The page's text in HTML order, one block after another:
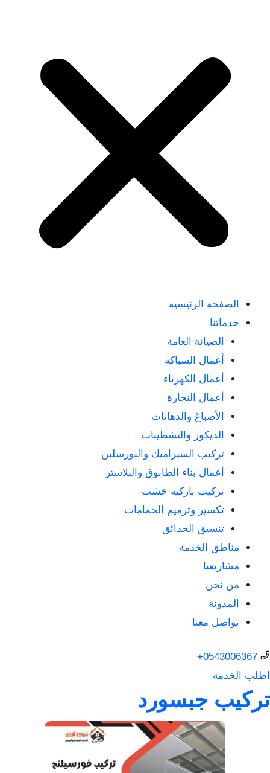
الصفحة الرئيسية
خدماتنا
الصيانة العامة
أعمال السباكة
أعمال الكهرباء
أعمال النجارة
الأصباغ والدهانات
الديكور والتشطيبات
تركيب السيراميك والبورسلين
أعمال بناء الطابوق والبلاستر
تركيب باركيه خشب
تكسير وترميم الحمامات
تنسيق الحدائق
مناطق الخدمة
مشاريعنا
من نحن
المدونة
تواصل معنا
0543006367+
اطلب الخدمة
تركيب جبسورد